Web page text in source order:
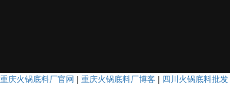
重庆火锅底料厂官网 | 重庆火锅底料厂博客 | 四川火锅底料批发